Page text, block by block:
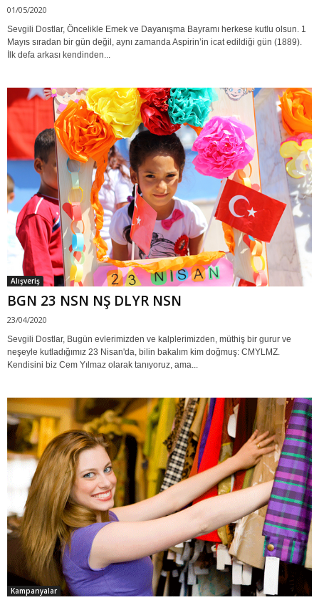
01/05/2020
Sevgili Dostlar, Öncelikle Emek ve Dayanışma Bayramı herkese kutlu olsun. 1
Mayıs sıradan bir gün değil, aynı zamanda Aspirin’in icat edildiği gün (1889).
İlk defa arkası kendinden...
Alışveriş
BGN 23 NSN NŞ DLYR NSN
23/04/2020
Sevgili Dostlar, Bugün evlerimizden ve kalplerimizden, müthiş bir gurur ve
neşeyle kutladığımız 23 Nisan'da, bilin bakalım kim doğmuş: CMYLMZ.
Kendisini biz Cem Yılmaz olarak tanıyoruz, ama...
Kampanyalar